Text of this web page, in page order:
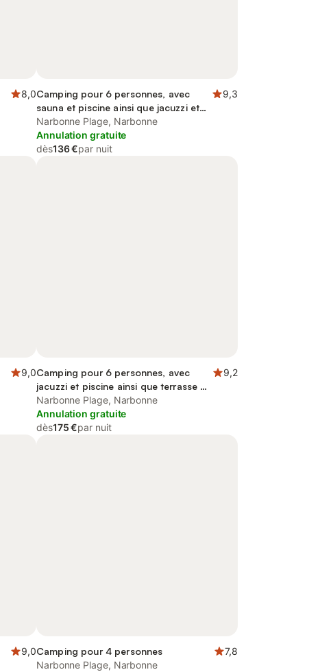
8,0Camping pour 6 personnes, avec
sauna et piscine ainsi que jacuzzi et
terrasse
9,3
Narbonne Plage, Narbonne
Annulation gratuite
dès136 €par nuit
9,0Camping pour 6 personnes, avec
jacuzzi et piscine ainsi que terrasse et
bassin pour enfant
9,2
Narbonne Plage, Narbonne
Annulation gratuite
dès175 €par nuit
9,0Camping pour 4 personnes
7,8
Narbonne Plage, Narbonne